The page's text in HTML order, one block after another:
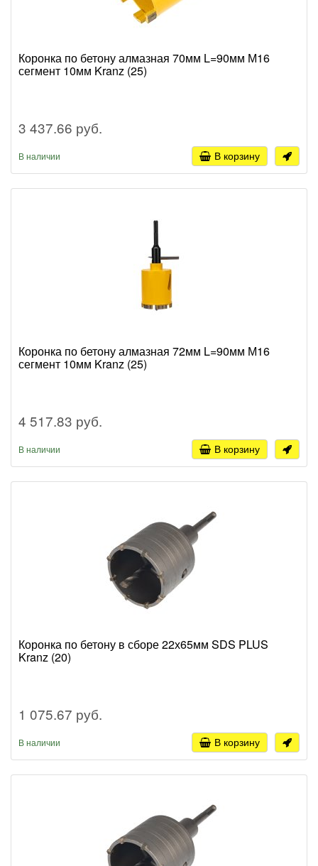
Коронка по бетону алмазная 70мм L=90мм М16
сегмент 10мм Kranz (25)
3 437.66 руб.
В наличии В корзину
Коронка по бетону алмазная 72мм L=90мм М16
сегмент 10мм Kranz (25)
4 517.83 руб.
В наличии В корзину
Коронка по бетону в сборе 22х65мм SDS PLUS
Kranz (20)
1 075.67 руб.
В наличии В корзину